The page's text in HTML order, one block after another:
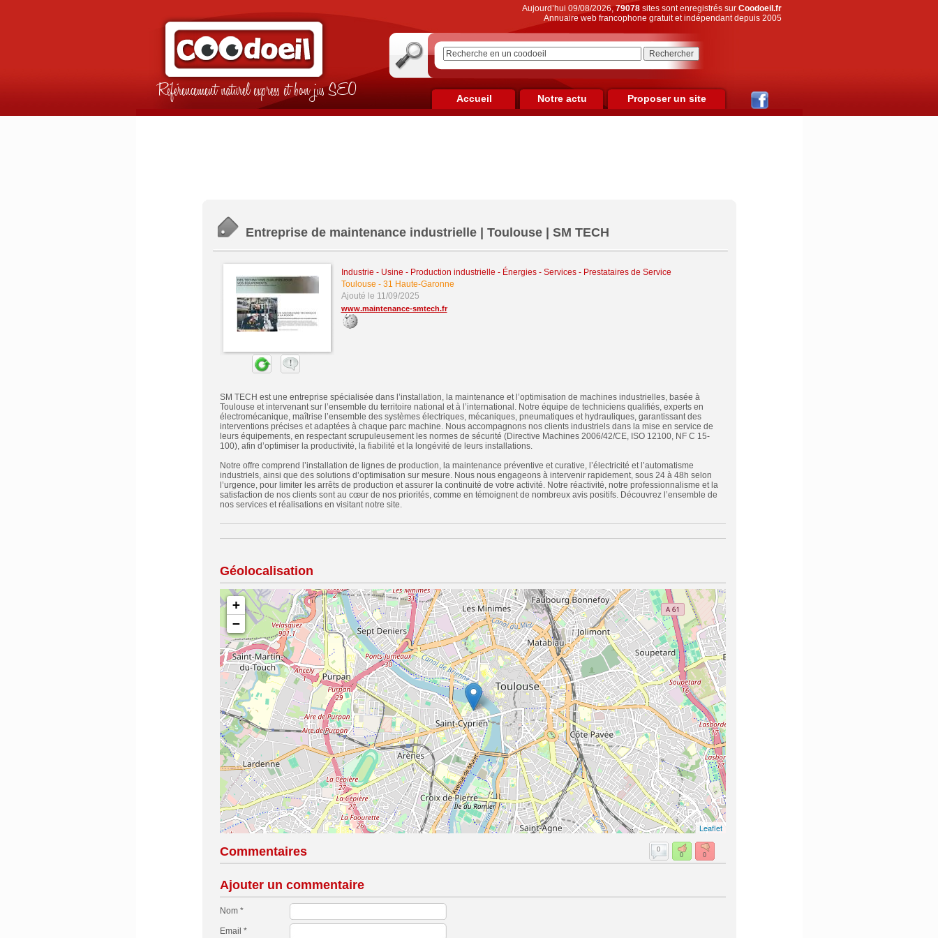
Référencement naturel express et bon jus SEO
Aujourd’hui 09/08/2026,79078sites sont enregistrés sur Coodoeil.fr
Annuaire web francophone gratuit et indépendant depuis 2005
Accueil Notre actu Proposer un site
Entreprise de maintenance industrielle | Toulouse | SM TECH
Industrie - Usine - Production industrielle - Énergies- Services - Prestataires de Service
Toulouse - 31 Haute-Garonne
Ajouté le 11/09/2025
www.maintenance-smtech.fr
SM TECH est une entreprise spécialisée dans l’installation, la maintenance et l’optimisation de machines industrielles, basée à
Toulouse et intervenant sur l’ensemble du territoire national et à l’international. Notre équipe de techniciens qualifiés, experts en
électromécanique, maîtrise l’ensemble des systèmes électriques, mécaniques, pneumatiques et hydrauliques, garantissant des
interventions précises et adaptées à chaque parc machine. Nous accompagnons nos clients industriels dans la mise en service de
leurs équipements, en respectant scrupuleusement les normes de sécurité (Directive Machines 2006/42/CE, ISO 12100, NF C 15-
100), afin d’optimiser la productivité, la fiabilité et la longévité de leurs installations.
Notre offre comprend l’installation de lignes de production, la maintenance préventive et curative, l’électricité et l’automatisme
industriels, ainsi que des solutions d’optimisation sur mesure. Nous nous engageons à intervenir rapidement, sous 24 à 48h selon
l’urgence, pour limiter les arrêts de production et assurer la continuité de votre activité. Notre réactivité, notre professionnalisme et la
satisfaction de nos clients sont au cœur de nos priorités, comme en témoignent de nombreux avis positifs. Découvrez l’ensemble de
nos services et réalisations en visitant notre site.
Géolocalisation
+
−
Leaflet
Commentaires
0
0
0
Ajouter un commentaire
Nom *
Email *